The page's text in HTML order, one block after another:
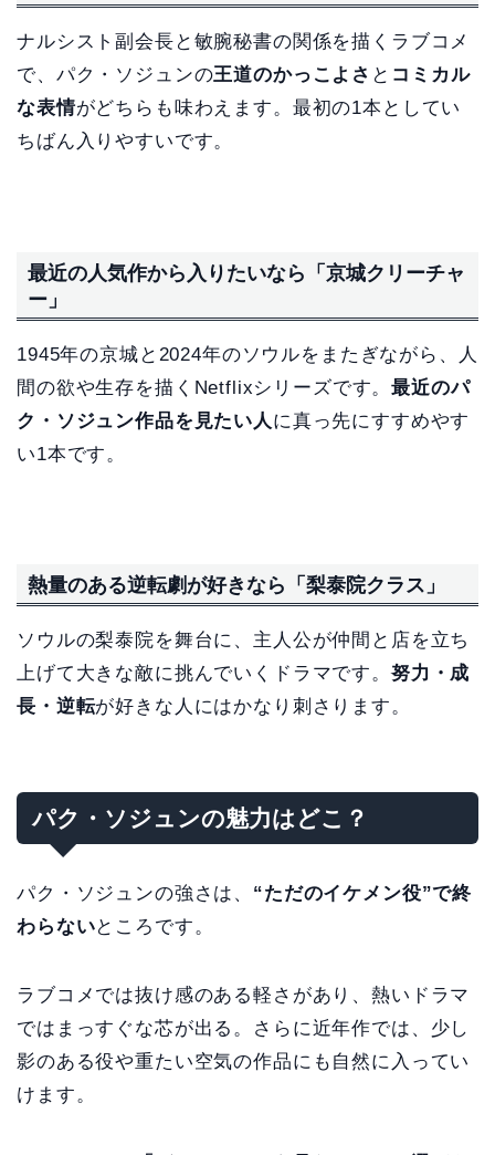
ナルシスト副会長と敏腕秘書の関係を描くラブコメ
で、パク・ソジュンの王道のかっこよさ と コミカル
な表情がどちらも味わえます。最初の1本としてい
ちばん入りやすいです。
最近の人気作から入りたいなら「京城クリーチャ
ー」
1945年の京城と2024年のソウルをまたぎながら、人
間の欲や生存を描くNetflixシリーズです。最近のパ
ク・ソジュン作品を見たい人 に真っ先にすすめやす
い1本です。
熱量のある逆転劇が好きなら「梨泰院クラス」
ソウルの梨泰院を舞台に、主人公が仲間と店を立ち
上げて大きな敵に挑んでいくドラマです。努力・成
長・逆転が好きな人にはかなり刺さります。
パク・ソジュンの魅力はどこ？
パク・ソジュンの強さは、 “ただのイケメン役”で終
わらないところです。
ラブコメでは抜け感のある軽さがあり、熱いドラマ
ではまっすぐな芯が出る。さらに近年作では、少し
影のある役や重たい空気の作品にも自然に入ってい
けます。